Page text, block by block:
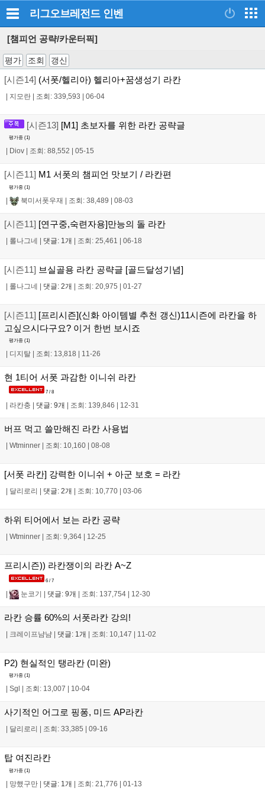
리그오브레전드 인벤
[챔피언 공략/카운터픽]
평가 조회 갱신
[시즌14] (서폿/헬리아) 헬리아+꿈생성기 라칸
지모란 조회: 339,593 06-04
[시즌13] [M1] 초보자를 위한 라칸 공략글
평가중 (1)
Diov 조회: 88,552 05-15
[시즌11] M1 서폿의 챔피언 맛보기 / 라칸편
평가중 (1)
| 북미서폿우재 | 조회: 38,489 | 08-03
[시즌11] [연구중,숙련자용]만능의 돌 라칸
| 롤나그네 | 댓글: 1개 | 조회: 25,461 | 06-18
[시즌11] 브실골용 라칸 공략글 [골드달성기념]
| 롤나그네 | 댓글: 2개 | 조회: 20,975 | 01-27
[시즌11] [프리시즌](신화 아이템별 추천 갱신)11시즌에 라칸을 하
고싶으시다구요? 이거 한번 보시죠
평가중 (1)
디지탈 조회: 13,818 11-26
현 1티어 서폿 과감한 이니쉬 라칸
7 / 8
라칸충 댓글: 9개 조회: 139,846 12-31
버프 먹고 쓸만해진 라칸 사용법
Wtminner 조회: 10,160 08-08
[서폿 라칸] 강력한 이니쉬 + 아군 보호 = 라칸
달리로리 댓글: 2개 조회: 10,770 03-06
하위 티어에서 보는 라칸 공략
Wtminner 조회: 9,364 12-25
프리시즌)) 라칸쟁이의 라칸 A~Z
6 / 7
| 눈코기 | 댓글: 9개 | 조회: 137,754 | 12-30
라칸 승률 60%의 서폿라칸 강의!
| 크레이프냠냠 | 댓글: 1개 | 조회: 10,147 | 11-02
P2) 현실적인 탱라칸 (미완)
평가중 (1)
Sgl 조회: 13,007 10-04
사기적인 어그로 핑퐁, 미드 AP라칸
달리로리 조회: 33,385 09-16
탑 여진라칸
평가중 (1)
| 망했구만 | 댓글: 1개 | 조회: 21,776 | 01-13